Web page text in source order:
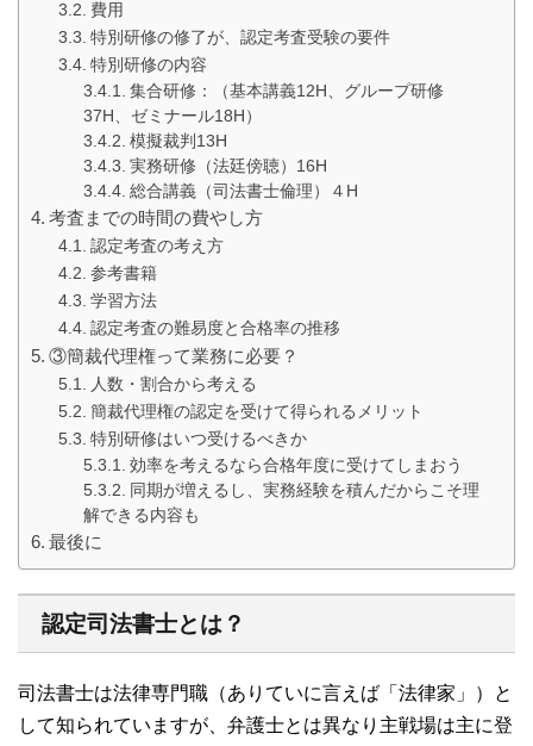
費用
特別研修の修了が、認定考査受験の要件
特別研修の内容
集合研修：（基本講義12H、グループ研修
37H、ゼミナール18H）
模擬裁判13H
実務研修（法廷傍聴）16H
総合講義（司法書士倫理）４H
考査までの時間の費やし方
認定考査の考え方
参考書籍
学習方法
認定考査の難易度と合格率の推移
③簡裁代理権って業務に必要？
人数・割合から考える
簡裁代理権の認定を受けて得られるメリット
特別研修はいつ受けるべきか
効率を考えるなら合格年度に受けてしまおう
同期が増えるし、実務経験を積んだからこそ理
解できる内容も
最後に
認定司法書士とは？
司法書士は法律専門職（ありていに言えば「法律家」）と
して知られていますが、弁護士とは異なり主戦場は主に登